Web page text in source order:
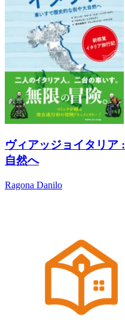
ヴィアッジョイタリア
自然へ
Ragona Danilo